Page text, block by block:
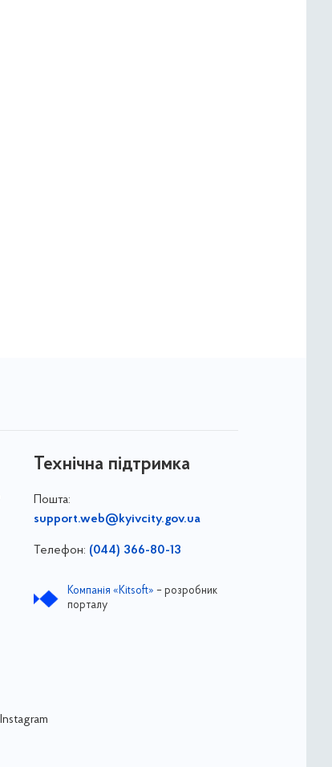
Технічна підтримка
Пошта:
support.web@kyivcity.gov.ua
Телефон: (044) 366-80-13
Компанія «Kitsoft» – розробник
порталу
Instagram